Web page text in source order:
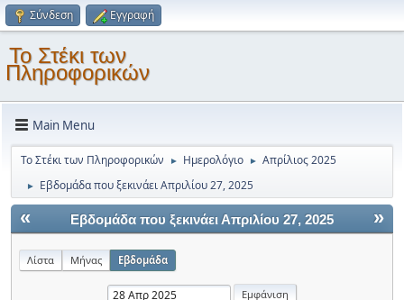
Σύνδεση Εγγραφή
Το Στέκι των
Πληροφορικών
Main Menu
Το Στέκι των Πληροφορικών ► Ημερολόγιο ► Απρίλιος 2025
► Εβδομάδα που ξεκινάει Απριλίου 27, 2025
« »
Εβδομάδα που ξεκινάει Απριλίου 27, 2025
Λίστα Μήνας Εβδομάδα